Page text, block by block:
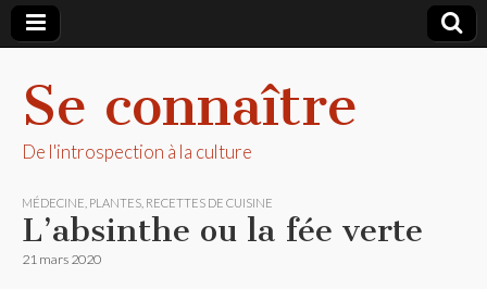
Se connaître
De l'introspection à la culture
MÉDECINE PLANTES RECETTES DE CUISINE
L’absinthe ou la fée verte
21 mars 2020